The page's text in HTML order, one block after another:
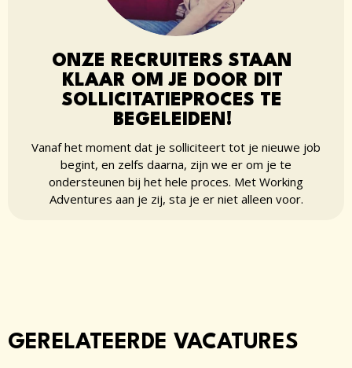
ONZE RECRUITERS STAAN
KLAAR OM JE DOOR DIT
SOLLICITATIEPROCES TE
BEGELEIDEN!
Vanaf het moment dat je solliciteert tot je nieuwe job
begint, en zelfs daarna, zijn we er om je te
ondersteunen bij het hele proces. Met Working
Adventures aan je zij, sta je er niet alleen voor.
GERELATEERDE VACATURES​